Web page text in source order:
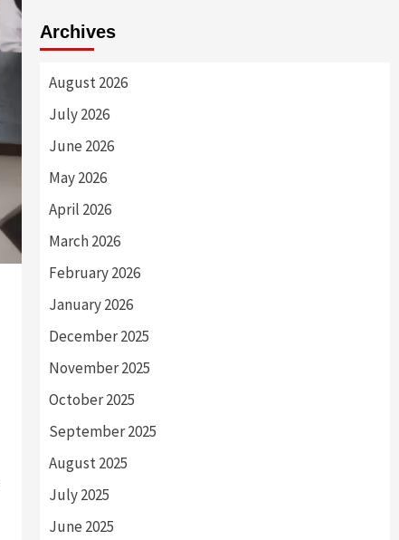
Archives
August 2026
July 2026
June 2026
May 2026
April 2026
March 2026
February 2026
January 2026
December 2025
November 2025
October 2025
September 2025
August 2025
July 2025
June 2025